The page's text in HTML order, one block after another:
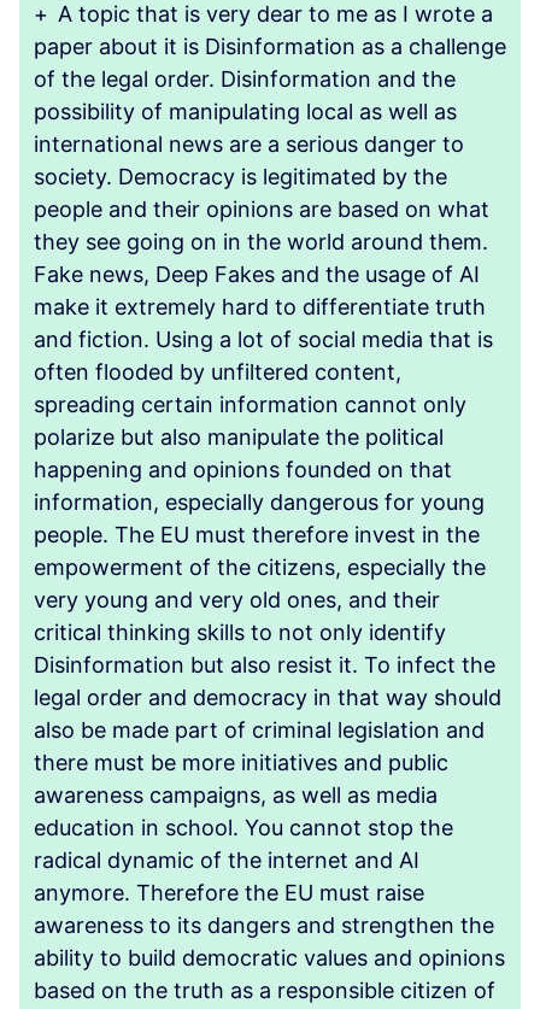
+ A topic that is very dear to me as I wrote a
paper about it is Disinformation as a challenge
of the legal order. Disinformation and the
possibility of manipulating local as well as
international news are a serious danger to
society. Democracy is legitimated by the
people and their opinions are based on what
they see going on in the world around them.
Fake news, Deep Fakes and the usage of AI
make it extremely hard to differentiate truth
and fiction. Using a lot of social media that is
often flooded by unfiltered content,
spreading certain information cannot only
polarize but also manipulate the political
happening and opinions founded on that
information, especially dangerous for young
people. The EU must therefore invest in the
empowerment of the citizens, especially the
very young and very old ones, and their
critical thinking skills to not only identify
Disinformation but also resist it. To infect the
legal order and democracy in that way should
also be made part of criminal legislation and
there must be more initiatives and public
awareness campaigns, as well as media
education in school. You cannot stop the
radical dynamic of the internet and AI
anymore. Therefore the EU must raise
awareness to its dangers and strengthen the
ability to build democratic values and opinions
based on the truth as a responsible citizen of